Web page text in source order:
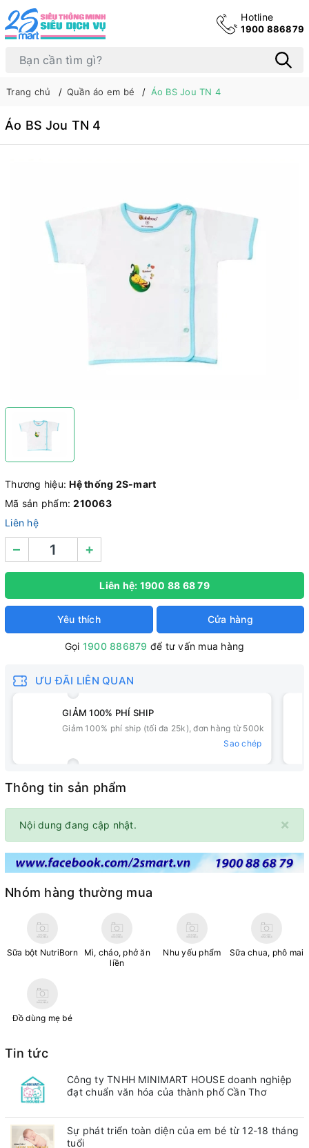
Hotline
1900 886879
Trang chủ Quần áo em bé Áo BS Jou TN 4
Áo BS Jou TN 4
Thương hiệu:Hệ thống 2S-mart
Mã sản phẩm:210063
Liên hệ
– +
Liên hệ: 1900 88 68 79
Yêu thích Cửa hàng
Gọi 1900 886879 để tư vấn mua hàng
ƯU ĐÃI LIÊN QUAN
GIẢM 100% PHÍ SHIP
Giảm 100% phí ship (tối đa 25k), đơn hàng từ 500k
Sao chép
Thông tin sản phẩm
×
Nội dung đang cập nhật.
Nhóm hàng thường mua
Sữa bột NutriBorn
Mì, cháo, phở ăn
liền
Nhu yếu phẩm Sữa chua, phô mai
Đồ dùng mẹ bé
Tin tức
Công ty TNHH MINIMART HOUSE doanh nghiệp
đạt chuẩn văn hóa của thành phố Cần Thơ
Sự phát triển toàn diện của em bé từ 12-18 tháng
tuổi